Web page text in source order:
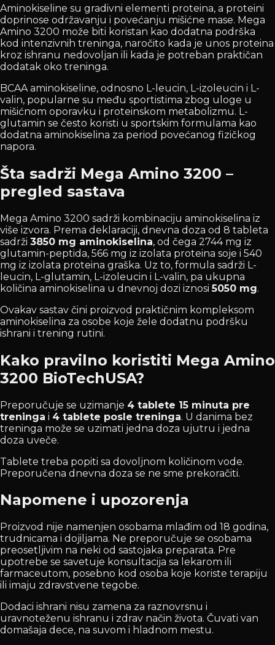
Aminokiseline su gradivni elementi proteina, a proteini
doprinose održavanju i povećanju mišićne mase. Mega
Amino 3200 može biti koristan kao dodatna podrška
kod intenzivnih treninga, naročito kada je unos proteina
kroz ishranu nedovoljan ili kada je potreban praktičan
dodatak oko treninga.
BCAA aminokiseline, odnosno L-leucin, L-izoleucin i L-
valin, popularne su među sportistima zbog uloge u
mišićnom oporavku i proteinskom metabolizmu. L-
glutamin se često koristi u sportskim formulama kao
dodatna aminokiselina za period povećanog fizičkog
napora.
Šta sadrži Mega Amino 3200 –
pregled sastava
Mega Amino 3200 sadrži kombinaciju aminokiselina iz
više izvora. Prema deklaraciji, dnevna doza od 8 tableta
sadrži 3850 mg aminokiselina, od čega 2744 mg iz
glutamin-peptida, 566 mg iz izolata proteina soje i 540
mg iz izolata proteina graška. Uz to, formula sadrži L-
leucin, L-glutamin, L-izoleucin i L-valin, pa ukupna
količina aminokiselina u dnevnoj dozi iznosi5050 mg.
Ovakav sastav čini proizvod praktičnim kompleksom
aminokiselina za osobe koje žele dodatnu podršku
ishrani i trening rutini.
Kako pravilno koristiti Mega Amino
3200 BioTechUSA?
Preporučuje se uzimanje 4 tablete 15 minuta pre
treninga i 4 tablete posle treninga. U danima bez
treninga može se uzimati jedna doza ujutru i jedna
doza uveče.
Tablete treba popiti sa dovoljnom količinom vode.
Preporučena dnevna doza se ne sme prekoračiti.
Napomene i upozorenja
Proizvod nije namenjen osobama mlađim od 18 godina,
trudnicama i dojiljama. Ne preporučuje se osobama
preosetljivim na neki od sastojaka preparata. Pre
upotrebe se savetuje konsultacija sa lekarom ili
farmaceutom, posebno kod osoba koje koriste terapiju
ili imaju zdravstvene tegobe.
Dodaci ishrani nisu zamena za raznovrsnu i
uravnoteženu ishranu i zdrav način života. Čuvati van
domašaja dece, na suvom i hladnom mestu.